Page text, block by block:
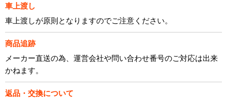
車上渡し
車上渡しが原則となりますのでご注意ください。
商品追跡
メーカー直送の為、運営会社や問い合わせ番号のご対応は出来
かねます。
返品・交換について